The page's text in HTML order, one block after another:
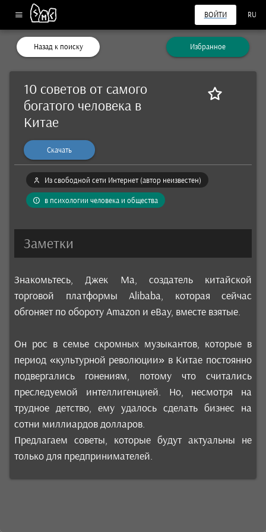
ВОЙТИ RU
Назад к поиску Избранное
10 советов от самого
богатого человека в
Китае
Скачать
Из свободной сети Интернет (автор неизвестен)
в психологии человека и общества
Заметки
Знакомьтесь, Джек Ма, создатель китайской
торговой платформы Alibaba, которая сейчас
обгоняет по обороту Amazon и eBay, вместе взятые.
Он рос в семье скромных музыкантов, которые в
период «культурной революции» в Китае постоянно
подвергались гонениям, потому что считались
преследуемой интеллигенцией. Но, несмотря на
трудное детство, ему удалось сделать бизнес на
сотни миллиардов долларов.
Предлагаем советы, которые будут актуальны не
только для предпринимателей.